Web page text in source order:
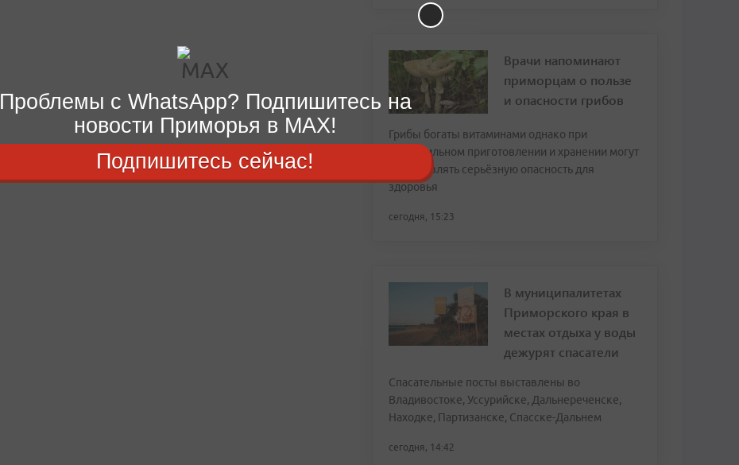
Врачи напоминают
приморцам о пользе
и опасности грибов
Грибы богаты витаминами однако при
неправильном приготовлении и хранении могут
представлять серьёзную опасность для
здоровья
сегодня, 15:23
В муниципалитетах
Приморского края в
местах отдыха у воды
дежурят спасатели
Спасательные посты выставлены во
Владивостоке, Уссурийске, Дальнереченске,
Находке, Партизанске, Спасске-Дальнем
сегодня, 14:42
Проблемы с WhatsApp? Подпишитесь на
новости Приморья в MAX!
Подпишитесь сейчас!